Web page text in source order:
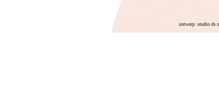
ontwerp: studio ds